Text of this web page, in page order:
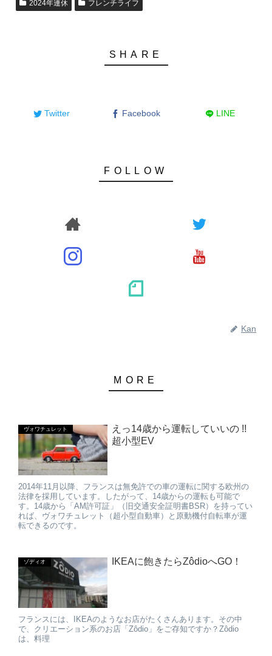
2024年連休 フレンチライフ
Twitter Facebook LINE
Kan
ヴォワチュレット
えっ14歳から運転していいの !!
超小型EV
2014年11月以降、フランスは無免許での車の運転に関する欧州の
法律を採用しています。したがって、14歳からの運転も可能で
す。14歳から「AM許可証」（旧交通安全証明書BSR）を持ってい
れば、ヴォワチュレット（超小型自動車）と原動機付自転車が運
転できるのです。
ゾディオ IKEAに飽きたらZôdioへGO！
フランスには、IKEAのようなお店がたくさんあります。その中
で、クリエーション系のお店「Zôdio」をご存知ですか？Zôdio
は、料理